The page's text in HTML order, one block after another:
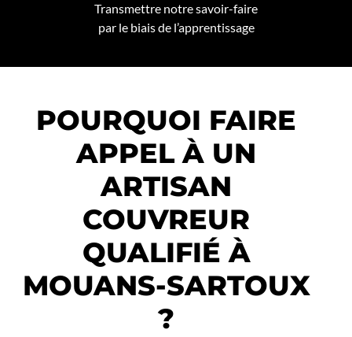
Transmettre notre savoir-faire
par le biais de l’apprentissage
POURQUOI FAIRE
APPEL À UN
ARTISAN
COUVREUR
QUALIFIÉ À
MOUANS-SARTOUX
?